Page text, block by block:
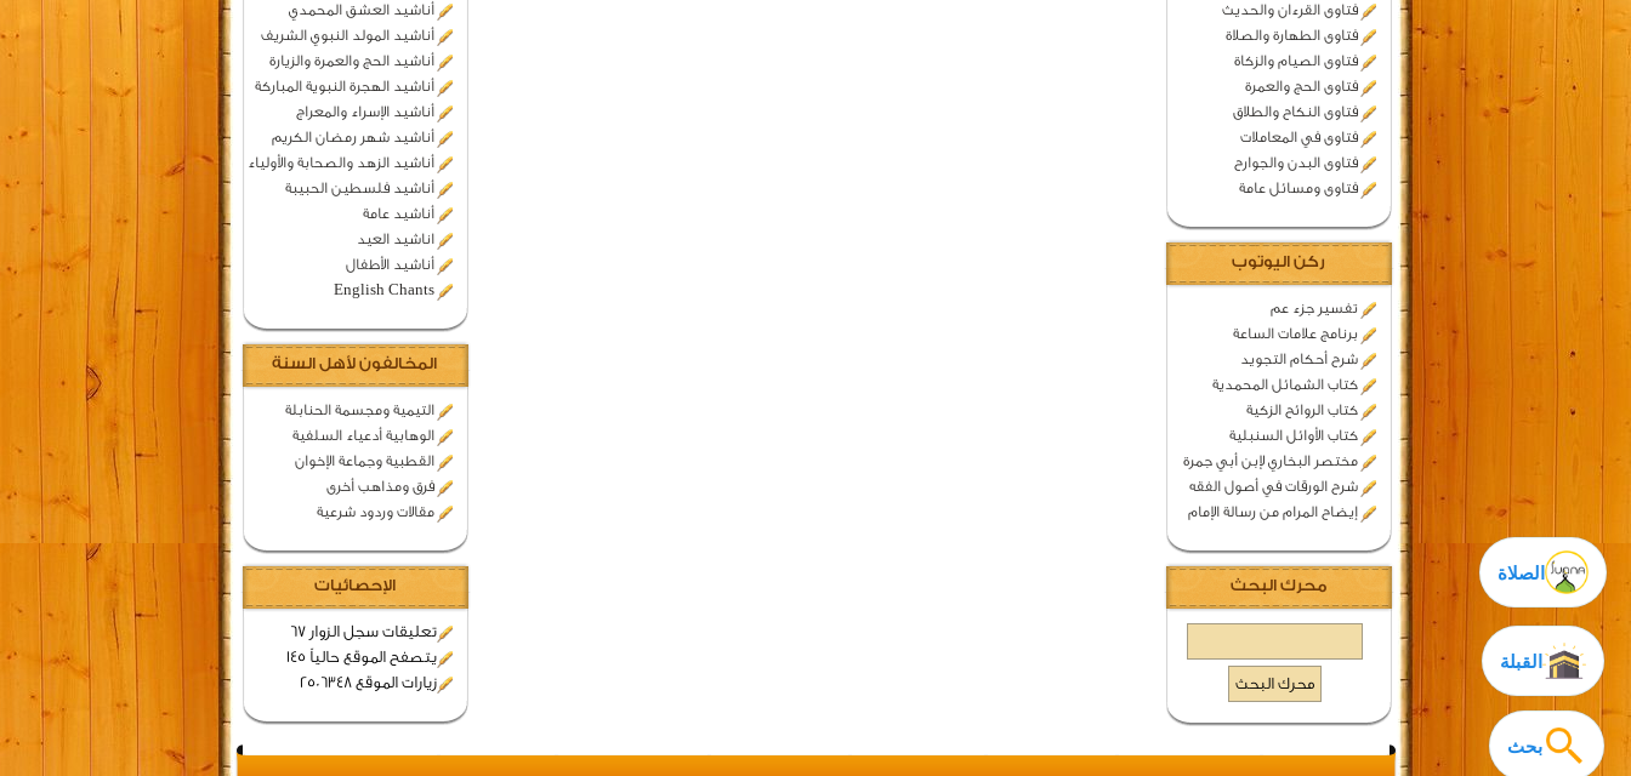
بحث
الصلاة
فتاوى القرءان والحديث
فتاوى الطهارة والصلاة
فتاوى الصيام والزكاة
فتاوى الحج والعمرة
فتاوى النكاح والطلاق
فتاوى في المعاملات
فتاوى البدن والجوارح
فتاوى ومسائل عامة
ركن اليوتوب
تفسير جزء عم
برنامج علامات الساعة
شرح أحكام التجويد
كتاب الشمائل المحمدية
كتاب الروائح الزكية
كتاب الأوائل السنبلية
مختصر البخاري لإبن أبي جمرة
شرح الورقات في أصول الفقه
إيضاح المرام من رسالة الإمام
محرك البحث
القبلة
أناشيد العشق المحمدي
أناشيد المولد النبوي الشريف
أناشيد الحج والعمرة والزيارة
أناشيد الهجرة النبوية المباركة
أناشيد الإسراء والمعراج
أناشيد شهر رمضان الكريم
أناشيد الزهد والصحابة والأولياء
أناشيد فلسطين الحبيبة
أناشيد عامة
اناشيد العيد
أناشيد الأطفال
English Chants
المخالفون لأهل السنة
التيمية ومجسمة الحنابلة
الوهابية أدعياء السلفية
القطبية وجماعة الإخوان
فرق ومذاهب أخرى
مقالات وردود شرعية
الإحصائيات
تعليقات سجل الزوار 67
يتصفح الموقع حالياً 145
زيارات الموقع 2506348